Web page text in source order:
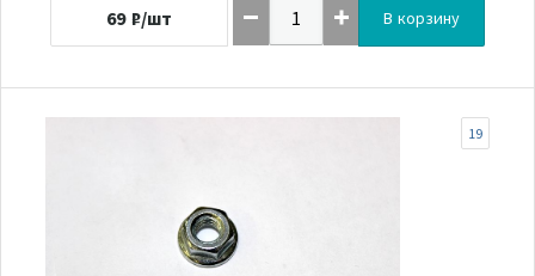
69 ₽/шт В корзину
19